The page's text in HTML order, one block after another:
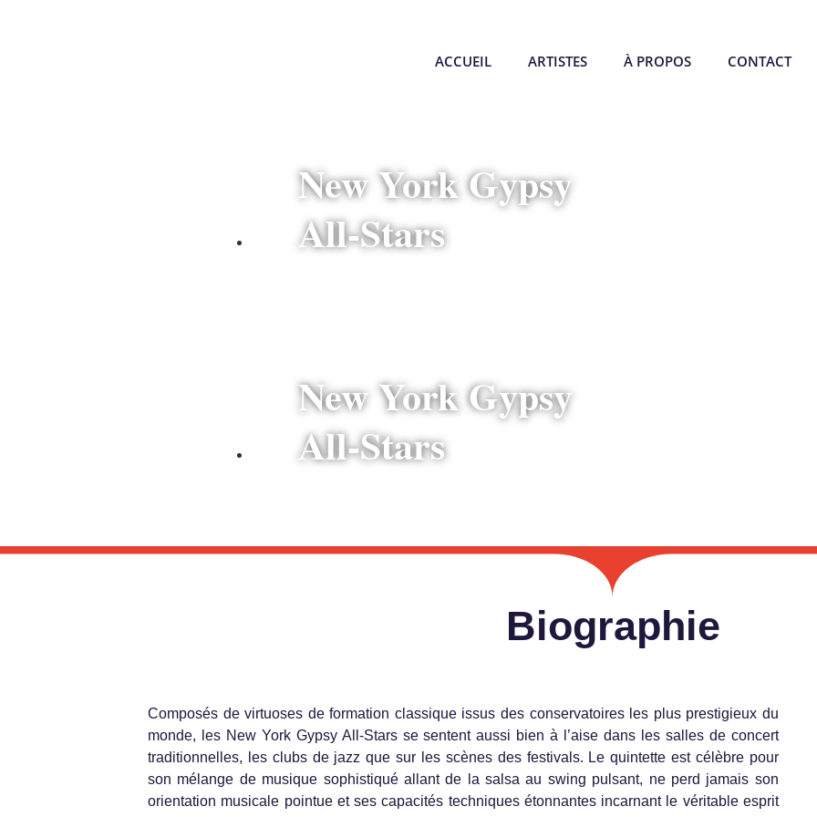
ACCUEIL ARTISTES À PROPOS CONTACT
New York Gypsy
All-Stars
New York Gypsy
All-Stars
Biographie
Composés de virtuoses de formation classique issus des conservatoires les plus prestigieux du
monde, les New York Gypsy All-Stars se sentent aussi bien à l’aise dans les salles de concert
traditionnelles, les clubs de jazz que sur les scènes des festivals. Le quintette est célèbre pour
son mélange de musique sophistiqué allant de la salsa au swing pulsant, ne perd jamais son
orientation musicale pointue et ses capacités techniques étonnantes incarnant le véritable esprit